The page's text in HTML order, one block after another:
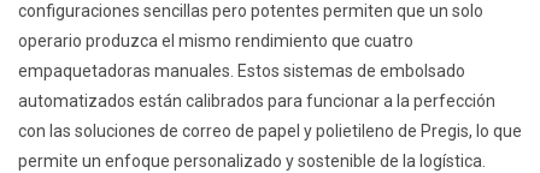
configuraciones sencillas pero potentes permiten que un solo
operario produzca el mismo rendimiento que cuatro
empaquetadoras manuales. Estos sistemas de embolsado
automatizados están calibrados para funcionar a la perfección
con las soluciones de correo de papel y polietileno de Pregis, lo que
permite un enfoque personalizado y sostenible de la logística.